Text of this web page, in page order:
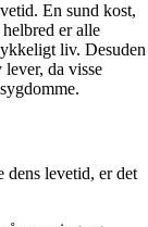
En sund kost,
er alle
liv. Desuden
da visse
levetid, er det